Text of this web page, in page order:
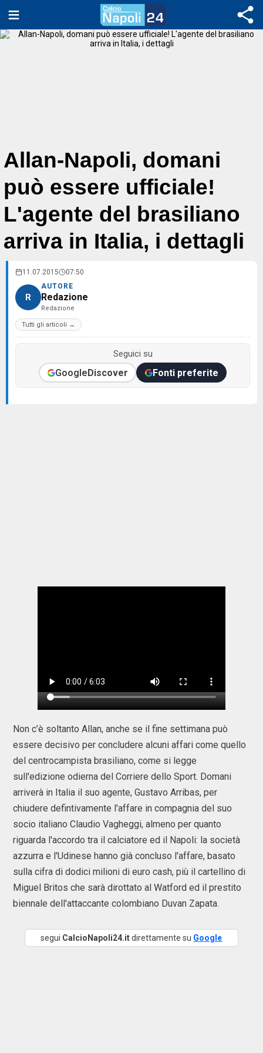
Allan-Napoli, domani
può essere ufficiale!
L'agente del brasiliano
arriva in Italia, i dettagli
11.07.2015 07:50
R
AUTORE
Redazione
Redazione
Tutti gli articoli →
Seguici su
GoogleDiscover Fonti preferite
Non c’è soltanto Allan, anche se il fine settimana può
essere decisivo per concludere alcuni affari come quello
del centrocampista brasiliano, come si legge
sull'edizione odierna del Corriere dello Sport. Domani
arriverà in Italia il suo agente, Gustavo Arribas, per
chiudere defintivamente l'affare in compagnia del suo
socio italiano Claudio Vagheggi, almeno per quanto
riguarda l'accordo tra il calciatore ed il Napoli: la società
azzurra e l'Udinese hanno già concluso l'affare, basato
sulla cifra di dodici milioni di euro cash, più il cartellino di
Miguel Britos che sarà dirottato al Watford ed il prestito
biennale dell'attaccante colombiano Duvan Zapata.
segui CalcioNapoli24.itdirettamente su Google